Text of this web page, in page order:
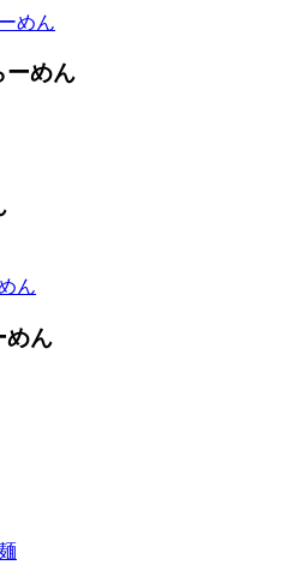
ーめん
めん